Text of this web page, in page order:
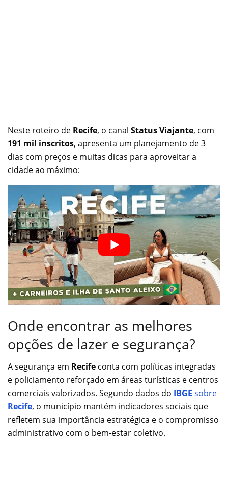
Neste roteiro de Recife, o canal Status Viajante, com
191 mil inscritos, apresenta um planejamento de 3
dias com preços e muitas dicas para aproveitar a
cidade ao máximo:
Onde encontrar as melhores
opções de lazer e segurança?
A segurança em Recife conta com políticas integradas
e policiamento reforçado em áreas turísticas e centros
comerciais valorizados. Segundo dados do IBGE sobre
Recife, o município mantém indicadores sociais que
refletem sua importância estratégica e o compromisso
administrativo com o bem-estar coletivo.